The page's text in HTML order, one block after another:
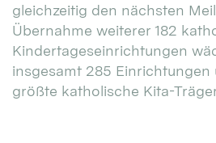
gleichzeitig den nächsten
Übernahme weiterer 182
Kindertageseinrichtungen
insgesamt 285 Einrichtungen
größte katholische Kita-Träger